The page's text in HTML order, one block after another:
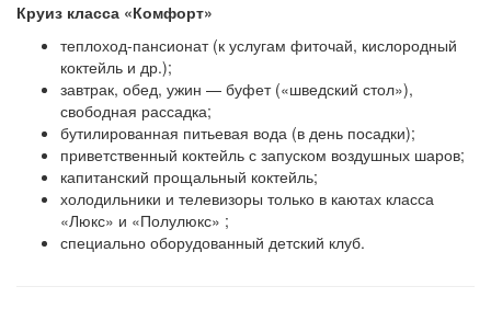
Круиз класса «Комфорт»
теплоход-пансионат (к услугам фиточай, кислородный
коктейль и др.);
завтрак, обед, ужин — буфет («шведский стол»),
свободная рассадка;
бутилированная питьевая вода (в день посадки);
приветственный коктейль с запуском воздушных шаров;
капитанский прощальный коктейль;
холодильники и телевизоры только в каютах класса
«Люкс» и «Полулюкс» ;
специально оборудованный детский клуб.